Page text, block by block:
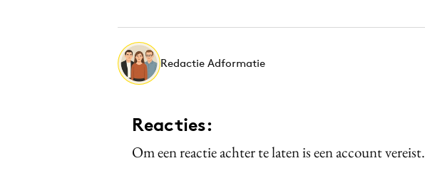
Redactie Adformatie
Reacties:
Om een reactie achter te laten is een account vereist.